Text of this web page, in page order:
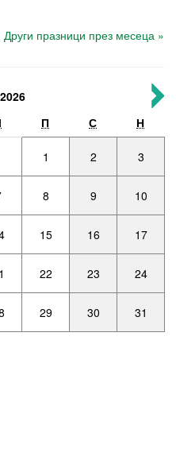
Други празници през месеца »
П С Н
1 2 3
8 9 10
15 16 17
22 23 24
29 30 31